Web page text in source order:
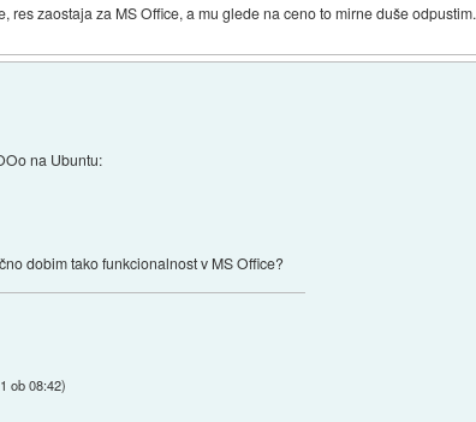
res zaostaja za MS Office, a mu glede na ceno to mirne duše odpustim.
na Ubuntu:
dobim tako funkcionalnost v MS Office?
ob 08:42)